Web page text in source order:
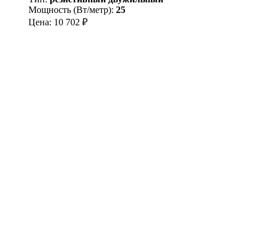
Мощность (Вт/метр): 25
Цена: 10 702 ₽